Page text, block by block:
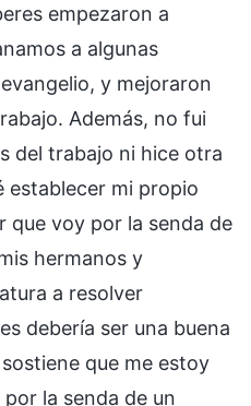
empezaron a
a algunas
y mejoraron
Además, no fui
del trabajo ni hice otra
establecer mi propio
que voy por la senda de
hermanos y
a resolver
debería ser una buena
que me estoy
la senda de un